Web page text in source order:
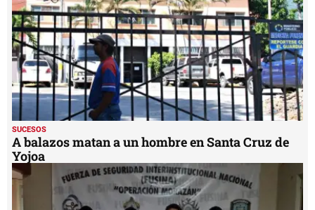
SUCESOS
A balazos matan a un hombre en Santa Cruz de
Yojoa